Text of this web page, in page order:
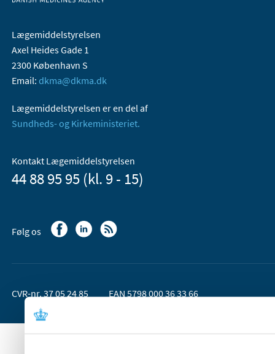
Lægemiddelstyrelsen
Axel Heides Gade 1
2300 København S
Email: dkma@dkma.dk
Lægemiddelstyrelsen er en del af
Sundheds- og Kirkeministeriet.
Kontakt Lægemiddelstyrelsen
44 88 95 95 (kl. 9 - 15)
Følg os
CVR-nr. 37 05 24 85 EAN 5798 000 36 33 66